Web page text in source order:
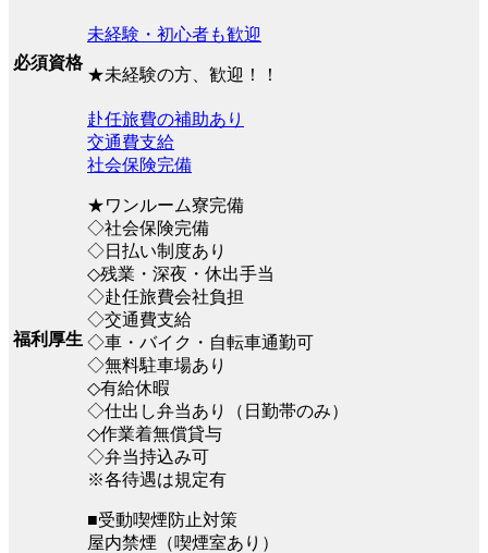
必須資格
未経験・初心者も歓迎
★未経験の方、歓迎！！
福利厚生
赴任旅費の補助あり
交通費支給
社会保険完備
★ワンルーム寮完備
◇社会保険完備
◇日払い制度あり
◇残業・深夜・休出手当
◇赴任旅費会社負担
◇交通費支給
◇車・バイク・自転車通勤可
◇無料駐車場あり
◇有給休暇
◇仕出し弁当あり（日勤帯のみ）
◇作業着無償貸与
◇弁当持込み可
※各待遇は規定有
■受動喫煙防止対策
屋内禁煙（喫煙室あり）